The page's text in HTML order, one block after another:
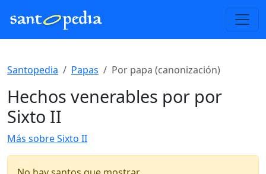
Santopedia Papas Por papa (canonización)
Hechos venerables por por
Sixto II
Más sobre Sixto II